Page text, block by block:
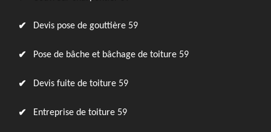
Devis pose de gouttière 59
Pose de bâche et bâchage de toiture 59
Devis fuite de toiture 59
Entreprise de toiture 59